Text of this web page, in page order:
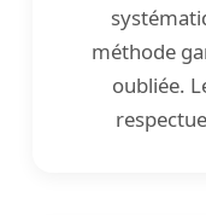
méthode
oubliée.